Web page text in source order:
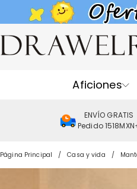
Aficiones
ENVÍO GRATIS
Pedido
Página Principal Casa y vida